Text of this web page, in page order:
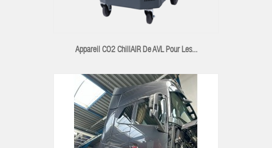
Appareil CO2 ChillAIR De AVL Pour Les...